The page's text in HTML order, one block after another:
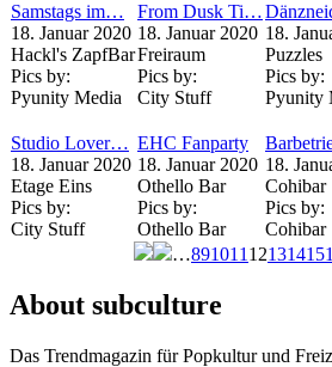
Samstags im…
18. Januar 2020
Hackl's ZapfBar
Pics by:
Pyunity Media
From Dusk Ti…
18. Januar 2020
Freiraum
Pics by:
City Stuff
18.
Puzzles
Pics by:
Pyunity
Studio Lover…
18. Januar 2020
Etage Eins
Pics by:
City Stuff
EHC Fanparty
18. Januar 2020
Othello Bar
Pics by:
Othello Bar
18.
Cohibar
Pics by:
Cohibar
…891011 12131415
About subculture
Das Trendmagazin für Popkultur und